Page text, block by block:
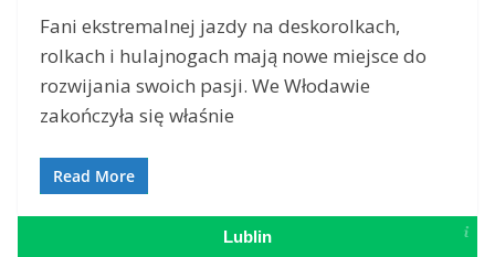
Fani ekstremalnej jazdy na deskorolkach,
rolkach i hulajnogach mają nowe miejsce do
rozwijania swoich pasji. We Włodawie
zakończyła się właśnie
Read More
Lublin